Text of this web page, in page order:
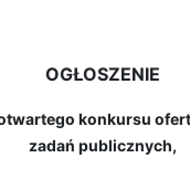
OGŁOSZENIE
konkursu
zadań publicznych,